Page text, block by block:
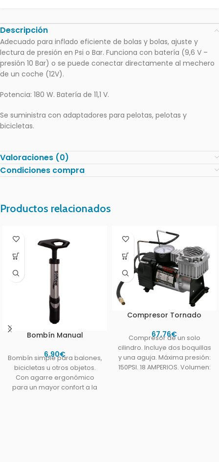
Descripción
Adecuado para inflado eficiente de bolas y bolas, ajuste y
lectura de presión en Psi o Bar. Funciona con batería (9,6 V –
presión 10 Bar) o se puede conectar directamente al mechero
de un coche (12V).
Potencia: 180 W. Batería de 11,1 V.
Se suministra con adaptadores para pelotas, pelotas y
bicicletas.
Valoraciones (0)
Condiciones compra
Productos relacionados
Bombín Manual
6,90€
Bombín simple para balones,
bicicletas u otros objetos.
Con agarre ergonómico
para un mayor confort a la
Compresor Tornado
67,76€
Compresor de un solo
cilindro. Incluye dos boquillas
y una aguja. Máxima presión:
150PSI. 18 AMPERIOS. Volumen: